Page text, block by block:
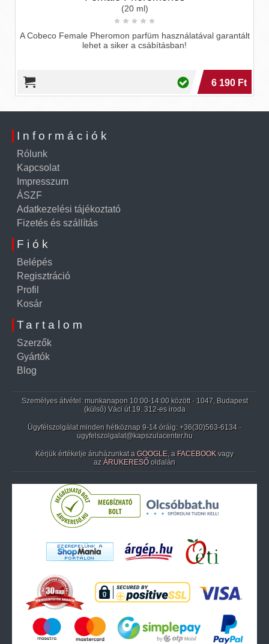
(20 ml)
A Cobeco Female Pheromon parfüm használatával garantált
lehet a siker a csábításban!
6 190 Ft
Információk
Rólunk
Kapcsolat
Impresszum
ÁSZF
Adatkezelési tájékoztató
Fizetés és szállítás
Fiók
Belépés
Regisztráció
Profil
Kosár
Tartalom
Szerzők
Gyártók
Blog
Személyes átvétel: munkanapon 10:00-14:00 között · 1047, Budapest
(külső) Váci út 19. 312-es iroda
Ügyfélszolgálat minden hétköznap 9-14 óráig: +36(30)563-6134 ·
ugyfelszolgalat@kapszulacenter.hu
Kérjük értékelje áruházunkat a GOOGLE, a FACEBOOK vagy
az ÁRUKERESŐ oldalán